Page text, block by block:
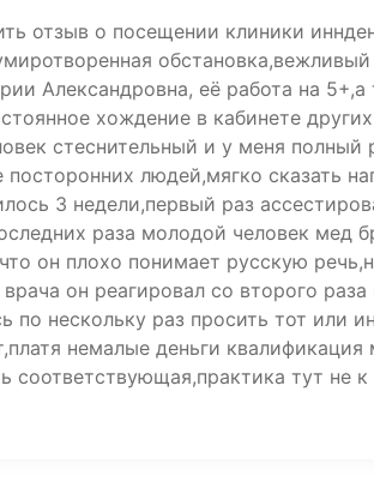
отзыв о посещении клиники
Александровна, её работа на
хождение в кабинете
стеснительный и у меня полный
посторонних людей,мягко сказать
3 недели,первый раз
раза молодой человек мед
он плохо понимает русскую
он реагировал со второго раза
по нескольку раз просить тот или
немалые деньги квалификация
соответствующая,практика тут не